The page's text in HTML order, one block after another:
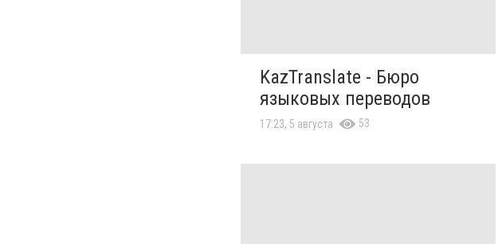
KazTranslate - Бюро
языковых переводов
17:23, 5 августа 53